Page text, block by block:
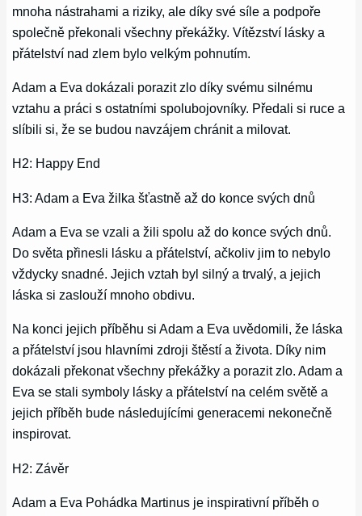
mnoha nástrahami a riziky, ale díky své síle a podpoře
společně překonali všechny překážky. Vítězství lásky a
přátelství nad zlem bylo velkým pohnutím.
Adam a Eva dokázali porazit zlo díky svému silnému
vztahu a práci s ostatními spolubojovníky. Předali si ruce a
slíbili si, že se budou navzájem chránit a milovat.
H2: Happy End
H3: Adam a Eva žilka šťastně až do konce svých dnů
Adam a Eva se vzali a žili spolu až do konce svých dnů.
Do světa přinesli lásku a přátelství, ačkoliv jim to nebylo
vždycky snadné. Jejich vztah byl silný a trvalý, a jejich
láska si zaslouží mnoho obdivu.
Na konci jejich příběhu si Adam a Eva uvědomili, že láska
a přátelství jsou hlavními zdroji štěstí a života. Díky nim
dokázali překonat všechny překážky a porazit zlo. Adam a
Eva se stali symboly lásky a přátelství na celém světě a
jejich příběh bude následujícími generacemi nekonečně
inspirovat.
H2: Závěr
Adam a Eva Pohádka Martinus je inspirativní příběh o